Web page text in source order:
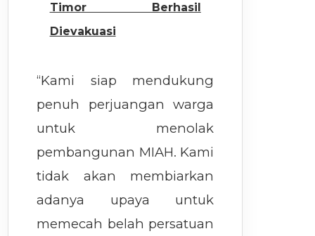
Timor Berhasil
Dievakuasi
“Kami siap mendukung
penuh perjuangan warga
untuk menolak
pembangunan MIAH. Kami
tidak akan membiarkan
adanya upaya untuk
memecah belah persatuan